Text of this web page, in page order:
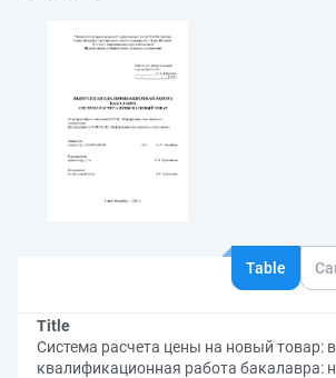
Table
Title
Система расчета цены на новый товар:
квалификационная работа бакалавра: